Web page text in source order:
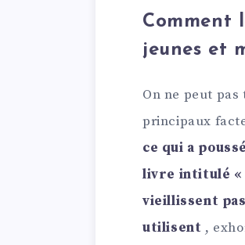
Comment
jeunes et
On ne peut
principaux
ce qui a
livre intitulé «
vieillissent
utilisent ,